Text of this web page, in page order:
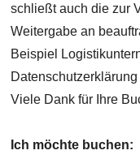
schließt auch die zur
Weitergabe an
Beispiel
Viele Dank für Ihre
Ich möchte buchen: